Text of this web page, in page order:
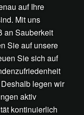
auf Ihre
Mit uns
an Sauberkeit
Sie auf unsere
Sie sich auf
legen wir
aktiv
kontinuierlich